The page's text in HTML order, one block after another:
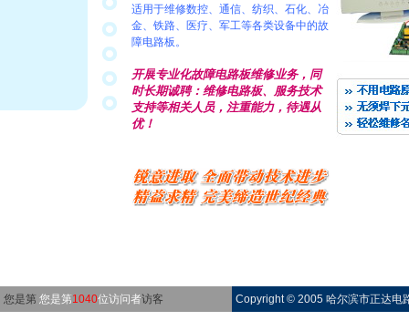
适用于维修数控、通信、纺织、石化、冶
金、铁路、医疗、军工等各类设备中的故
障电路板。
开展专业化故障电路板维修业务，同
时长期诚聘：维修电路板、服务技术
支持等相关人员，注重能力，待遇从
优！
您是第 您是第1040位访问者访客 Copyright © 2005 哈尔滨市正达电